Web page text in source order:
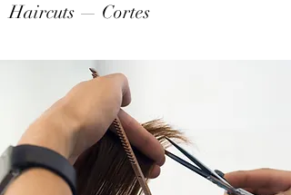
Haircuts — Cortes